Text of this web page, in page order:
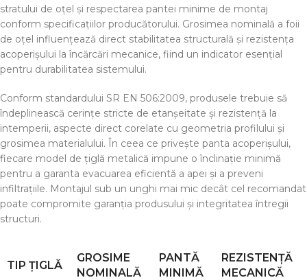
stratului de oțel și respectarea pantei minime de montaj
conform specificațiilor producătorului. Grosimea nominală a foii
de oțel influențează direct stabilitatea structurală și rezistența
acoperișului la încărcări mecanice, fiind un indicator esențial
pentru durabilitatea sistemului.
Conform standardului SR EN 506:2009, produsele trebuie să
îndeplinească cerințe stricte de etanșeitate și rezistență la
intemperii, aspecte direct corelate cu geometria profilului și
grosimea materialului. În ceea ce privește panta acoperișului,
fiecare model de țiglă metalică impune o înclinație minimă
pentru a garanta evacuarea eficientă a apei și a preveni
infiltrațiile. Montajul sub un unghi mai mic decât cel recomandat
poate compromite garanția produsului și integritatea întregii
structuri.
TIP ȚIGLĂ
GROSIME
NOMINALĂ
PANTĂ
MINIMĂ
REZISTENȚĂ
MECANICĂ